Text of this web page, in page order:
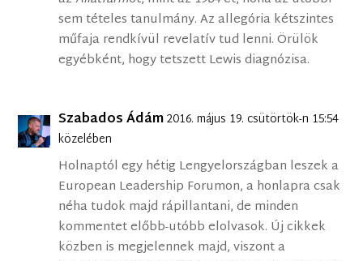
sem tételes tanulmány. Az allegória kétszintes
műfaja rendkívül revelatív tud lenni. Örülök
egyébként, hogy tetszett Lewis diagnózisa.
Szabados Ádám2016. május 19. csütörtök-n 15:54
közelében
Holnaptól egy hétig Lengyelországban leszek a
European Leadership Forumon, a honlapra csak
néha tudok majd rápillantani, de minden
kommentet előbb-utóbb elolvasok. Új cikkek
közben is megjelennek majd, viszont a